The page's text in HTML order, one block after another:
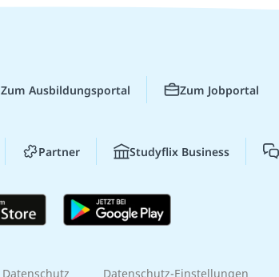
Zum Ausbildungsportal Zum Jobportal
Partner Studyflix Business
Datenschutz Datenschutz-Einstellungen